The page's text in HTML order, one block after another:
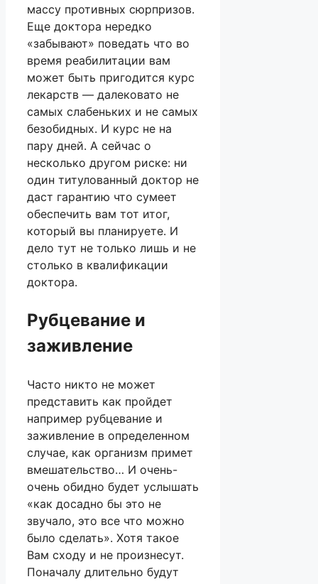
массу противных сюрпризов.
Еще доктора нередко
«забывают» поведать что во
время реабилитации вам
может быть пригодится курс
лекарств — далековато не
самых слабеньких и не самых
безобидных. И курс не на
пару дней. А сейчас о
несколько другом риске: ни
один титулованный доктор не
даст гарантию что сумеет
обеспечить вам тот итог,
который вы планируете. И
дело тут не только лишь и не
столько в квалификации
доктора.
Рубцевание и
заживление
Часто никто не может
представить как пройдет
например рубцевание и
заживление в определенном
случае, как организм примет
вмешательство… И очень-
очень обидно будет услышать
«как досадно бы это не
звучало, это все что можно
было сделать». Хотя такое
Вам сходу и не произнесут.
Поначалу длительно будут